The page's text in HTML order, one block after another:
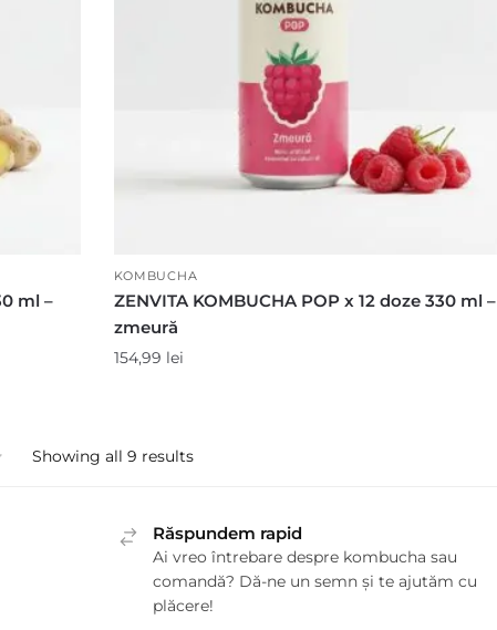
ml –
KOMBUCHA
ZENVITA KOMBUCHA POP x 12 doze 330 ml –
zmeură
154,99 lei
Showing all 9 results
Răspundem rapid
Ai vreo întrebare despre kombucha sau
comandă? Dă-ne un semn și te ajutăm cu
plăcere!